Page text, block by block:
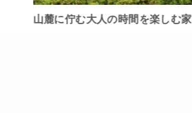
山麓に佇む大人の時間を楽しむ家